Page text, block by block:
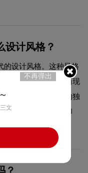
设计风格？
的设计风格。这种风格
在标志中融合了极简现
特征，又突出品牌的独
给消费者留下深刻印
？
不再弹出
文